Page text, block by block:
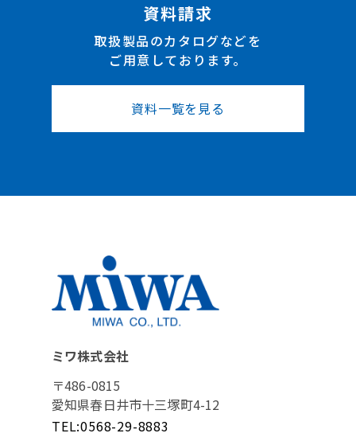
資料請求
取扱製品のカタログなどを
ご用意しております。
資料一覧を見る
ミワ株式会社
〒486-0815
愛知県春日井市十三塚町4-12
TEL:0568-29-8883